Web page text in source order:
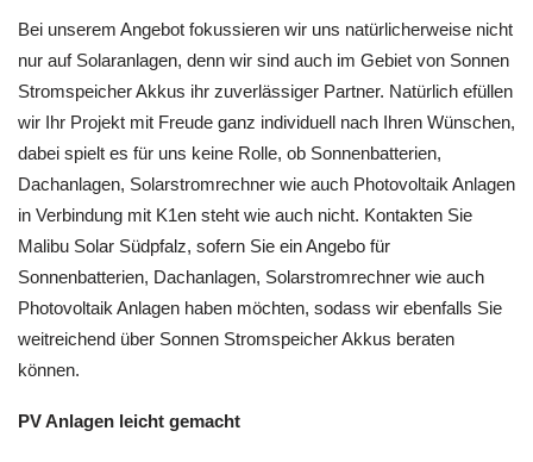
Bei unserem Angebot fokussieren wir uns natürlicherweise nicht
nur auf Solaranlagen, denn wir sind auch im Gebiet von Sonnen
Stromspeicher Akkus ihr zuverlässiger Partner. Natürlich efüllen
wir Ihr Projekt mit Freude ganz individuell nach Ihren Wünschen,
dabei spielt es für uns keine Rolle, ob Sonnenbatterien,
Dachanlagen, Solarstromrechner wie auch Photovoltaik Anlagen
in Verbindung mit K1en steht wie auch nicht. Kontakten Sie
Malibu Solar Südpfalz, sofern Sie ein Angebo für
Sonnenbatterien, Dachanlagen, Solarstromrechner wie auch
Photovoltaik Anlagen haben möchten, sodass wir ebenfalls Sie
weitreichend über Sonnen Stromspeicher Akkus beraten
können.
PV Anlagen leicht gemacht